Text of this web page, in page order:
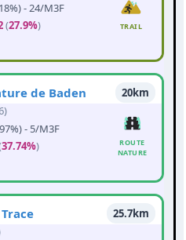
- 24/M3F
(27.9%)
TRAIL
de Baden
20km
- 5/M3F
37.74%)
ROUTE
NATURE
25.7km